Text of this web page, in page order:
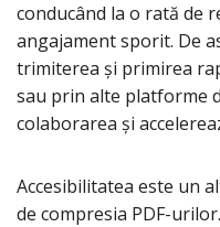
conducând la o rată de
angajament sporit. De
trimiterea și primirea
sau prin alte platforme
colaborarea și
Accesibilitatea este un
de compresia PDF-